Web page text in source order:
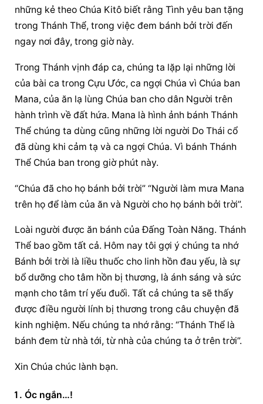
những kẻ theo Chúa Kitô biết rằng Tình yêu ban tặng
trong Thánh Thể, trong việc đem bánh bởi trời đến
ngay nơi đây, trong giờ này.
Trong Thánh vịnh đáp ca, chúng ta lặp lại những lời
của bài ca trong Cựu Ước, ca ngợi Chúa vì Chúa ban
Mana, của ăn lạ lùng Chúa ban cho dân Người trên
hành trình về đất hứa. Mana là hình ảnh bánh Thánh
Thể chúng ta dùng cũng những lời người Do Thái cổ
đã dùng khi cảm tạ và ca ngợi Chúa. Vì bánh Thánh
Thể Chúa ban trong giờ phút này.
“Chúa đã cho họ bánh bởi trời” “Người làm mưa Mana
trên họ để làm của ăn và Người cho họ bánh bởi trời”.
Loài người được ăn bánh của Đấng Toàn Năng. Thánh
Thể bao gồm tất cả. Hôm nay tôi gợi ý chúng ta nhớ
Bánh bởi trời là liều thuốc cho linh hồn đau yếu, là sự
bổ dưỡng cho tâm hồn bị thương, là ánh sáng và sức
mạnh cho tâm trí yếu đuối. Tất cả chúng ta sẽ thấy
được điều người lính bị thương trong câu chuyện đã
kinh nghiệm. Nếu chúng ta nhớ rằng: “Thánh Thể là
bánh đem từ nhà tới, từ nhà của chúng ta ở trên trời”.
Xin Chúa chúc lành bạn.
Óc ngắn…!